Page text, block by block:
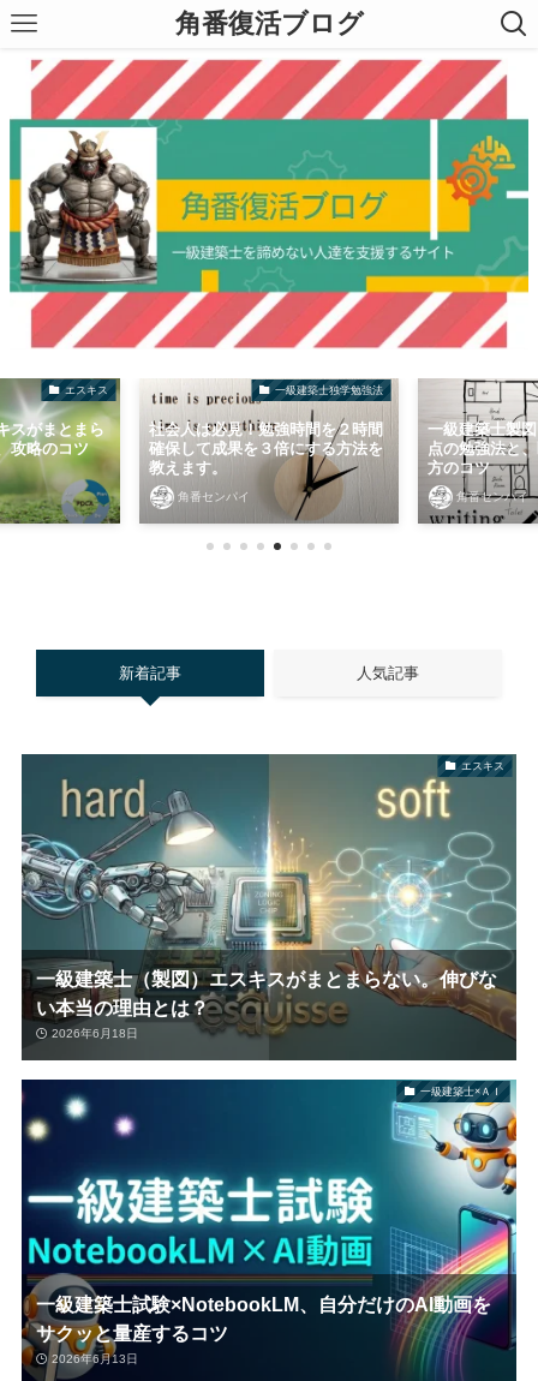
角番復活ブログ
エスキス
スがまとまら
攻略のコツ
一級建築士独学勉強法
社会人は必見！勉強時間を２時間
確保して成果を３倍にする方法を
教えます。
角番センパイ
一級建築士製
点の勉強法と
方のコツ
角番センパイ
新着記事 人気記事
エスキス
一級建築士（製図）エスキスがまとまらない。伸びな
い本当の理由とは？
2026年6月18日
一級建築士×ＡＩ
一級建築士試験×NotebookLM、自分だけのAI動画を
サクッと量産するコツ
2026年6月13日